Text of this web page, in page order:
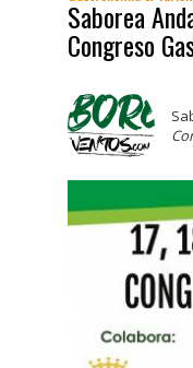
Saborea
Congreso